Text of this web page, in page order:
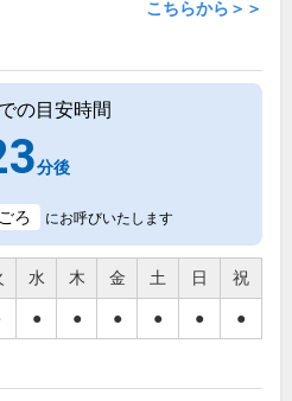
こちらから＞＞
の目安時間
分後
ろ にお呼びいたします
水 木 金 土 日 祝
● ● ● ● ● ●